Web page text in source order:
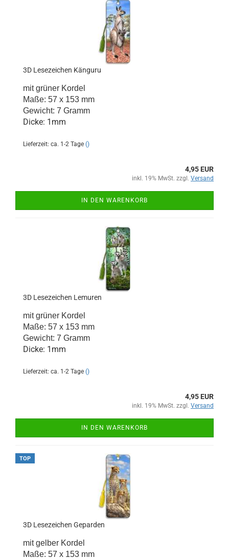
3D Lesezeichen Känguru
mit grüner Kordel
Maße: 57 x 153 mm
Gewicht: 7 Gramm
Dicke: 1mm
Lieferzeit: ca. 1-2 Tage ()
4,95 EUR
inkl. 19% MwSt. zzgl. Versand
IN DEN WARENKORB
3D Lesezeichen Lemuren
mit grüner Kordel
Maße: 57 x 153 mm
Gewicht: 7 Gramm
Dicke: 1mm
Lieferzeit: ca. 1-2 Tage ()
4,95 EUR
inkl. 19% MwSt. zzgl. Versand
IN DEN WARENKORB
TOP
3D Lesezeichen Geparden
mit gelber Kordel
Maße: 57 x 153 mm